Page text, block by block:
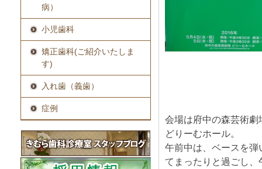
病）
小児歯科
矯正歯科(ご紹介いたしま
す)
入れ歯（義歯）
症例
会場は府中の森芸術劇
どりーむホール。
午前中は、ベースを弾
てまったりと過ごし、